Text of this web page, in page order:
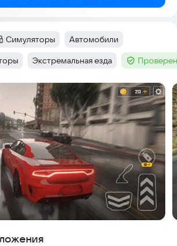
:
Симуляторы Тег:
Автомобили
Тег:
Экстремальная езда Тег :